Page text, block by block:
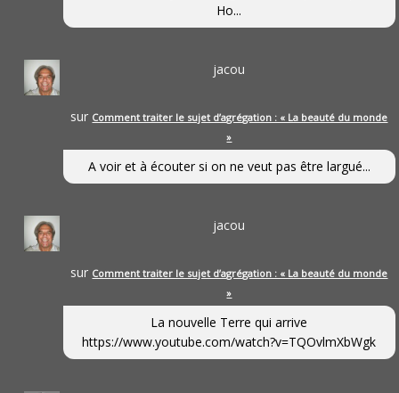
Ho...
jacou
sur Comment traiter le sujet d’agrégation : « La beauté du monde
»
A voir et à écouter si on ne veut pas être largué...
jacou
sur Comment traiter le sujet d’agrégation : « La beauté du monde
»
La nouvelle Terre qui arrive
https://www.youtube.com/watch?v=TQOvlmXbWgk